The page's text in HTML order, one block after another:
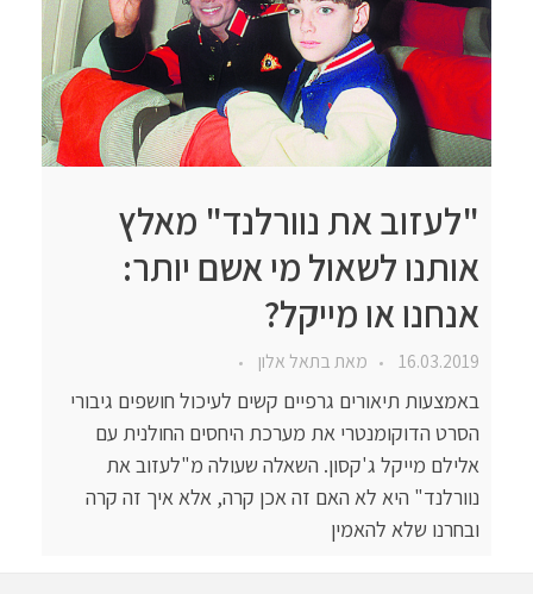
"לעזוב את נוורלנד" מאלץ
אותנו לשאול מי אשם יותר:
אנחנו או מייקל?
16.03.2019 מאתבתאל אלון
באמצעות תיאורים גרפיים קשים לעיכול חושפים גיבורי
הסרט הדוקומנטרי את מערכת היחסים החולנית עם
אלילם מייקל ג'קסון. השאלה שעולה מ"לעזוב את
נוורלנד" היא לא האם זה אכן קרה, אלא איך זה קרה
ובחרנו שלא להאמין